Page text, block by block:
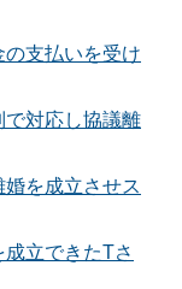
支払いを受け
対応し協議離
を成立させス
立できたTさ